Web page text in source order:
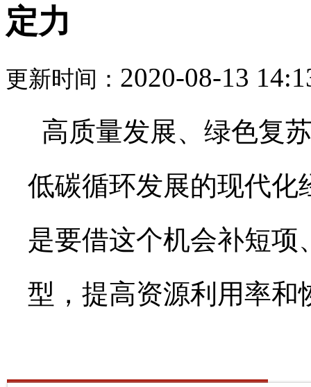
定力
更新时间： 2020-08-13
高质量发展、绿色复
低碳循环发展的现代化
是要借这个机会补短
型，提高资源利用率和